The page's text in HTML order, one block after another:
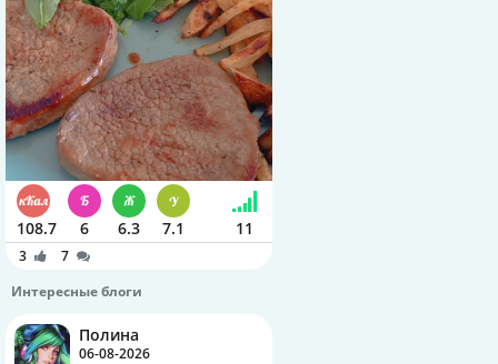
108.7 6 6.3 7.1 11
3
7
Интересные блоги
Полина
06-08-2026